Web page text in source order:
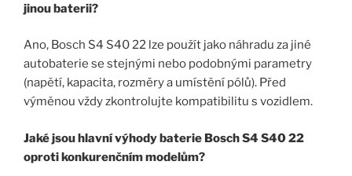
jinou baterii?
Ano, Bosch S4 S40 22 lze použít jako náhradu za jiné
autobaterie se stejnými nebo podobnými parametry
(napětí, kapacita, rozměry a umístění pólů). Před
výměnou vždy zkontrolujte kompatibilitu s vozidlem.
Jaké jsou hlavní výhody baterie Bosch S4 S40 22
oproti konkurenčním modelům?